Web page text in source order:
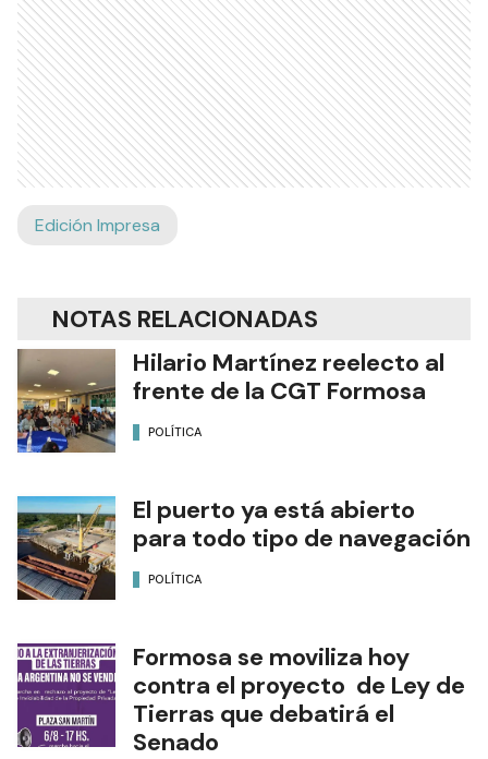
Edición Impresa
NOTAS RELACIONADAS
Hilario Martínez reelecto al
frente de la CGT Formosa
POLÍTICA
El puerto ya está abierto
para todo tipo de navegación
POLÍTICA
Formosa se moviliza hoy
contra el proyecto de Ley de
Tierras que debatirá el
Senado